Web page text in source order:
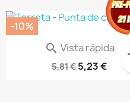
 Vista rápida
Ventanas Caballeros...
5,81 €5,23 €
-10%